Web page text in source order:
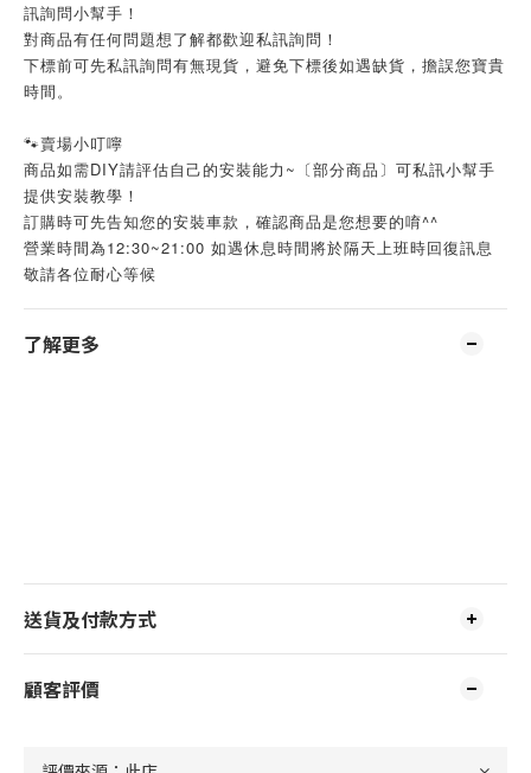
訊詢問小幫手！
對商品有任何問題想了解都歡迎私訊詢問！
下標前可先私訊詢問有無現貨，避免下標後如遇缺貨，擔誤您寶貴
時間。
🐾賣場小叮嚀
商品如需DIY請評估自己的安裝能力~〔部分商品〕可私訊小幫手
提供安裝教學！
訂購時可先告知您的安裝車款，確認商品是您想要的唷^^
營業時間為12:30~21:00 如遇休息時間將於隔天上班時回復訊息
敬請各位耐心等候
了解更多
送貨及付款方式
顧客評價